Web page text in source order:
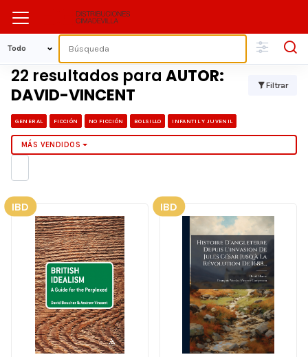
22 resultados para AUTOR:
DAVID-VINCENT
Filtrar
GENERAL FICCIÓN NO FICCIÓN BOLSILLO INFANTIL Y JUVENIL
MÁS VENDIDOS
IBD IBD